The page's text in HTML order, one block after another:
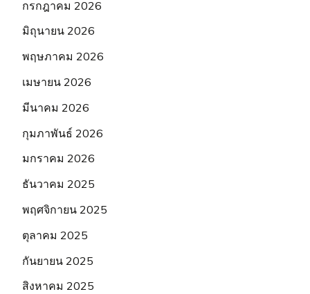
กรกฎาคม 2026
มิถุนายน 2026
พฤษภาคม 2026
เมษายน 2026
มีนาคม 2026
กุมภาพันธ์ 2026
มกราคม 2026
ธันวาคม 2025
พฤศจิกายน 2025
ตุลาคม 2025
กันยายน 2025
สิงหาคม 2025